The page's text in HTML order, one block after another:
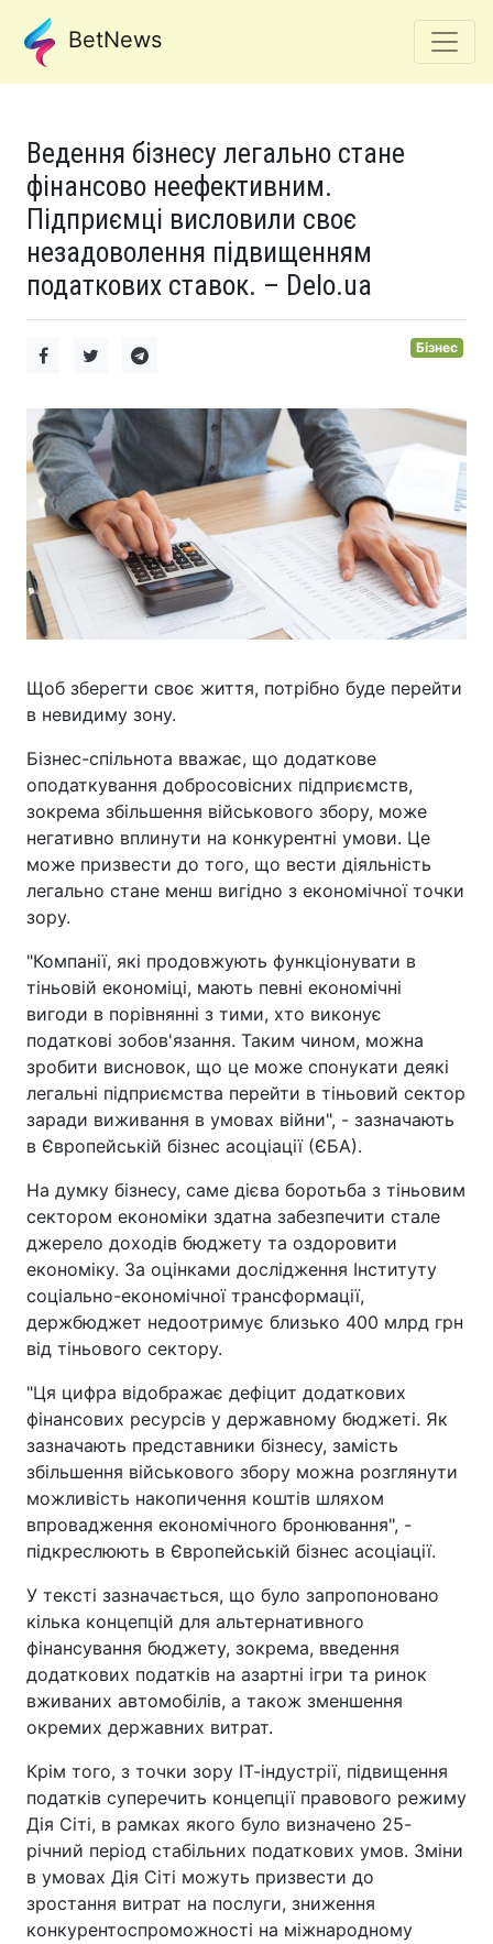
BetNews
Ведення бізнесу легально стане
фінансово неефективним.
Підприємці висловили своє
незадоволення підвищенням
податкових ставок. – Delo.ua
Бізнес
Щоб зберегти своє життя, потрібно буде перейти
в невидиму зону.
Бізнес-спільнота вважає, що додаткове
оподаткування добросовісних підприємств,
зокрема збільшення військового збору, може
негативно вплинути на конкурентні умови. Це
може призвести до того, що вести діяльність
легально стане менш вигідно з економічної точки
зору.
"Компанії, які продовжують функціонувати в
тіньовій економіці, мають певні економічні
вигоди в порівнянні з тими, хто виконує
податкові зобов'язання. Таким чином, можна
зробити висновок, що це може спонукати деякі
легальні підприємства перейти в тіньовий сектор
заради виживання в умовах війни", - зазначають
в Європейській бізнес асоціації (ЄБА).
На думку бізнесу, саме дієва боротьба з тіньовим
сектором економіки здатна забезпечити стале
джерело доходів бюджету та оздоровити
економіку. За оцінками дослідження Інституту
соціально-економічної трансформації,
держбюджет недоотримує близько 400 млрд грн
від тіньового сектору.
"Ця цифра відображає дефіцит додаткових
фінансових ресурсів у державному бюджеті. Як
зазначають представники бізнесу, замість
збільшення військового збору можна розглянути
можливість накопичення коштів шляхом
впровадження економічного бронювання", -
підкреслюють в Європейській бізнес асоціації.
У тексті зазначається, що було запропоновано
кілька концепцій для альтернативного
фінансування бюджету, зокрема, введення
додаткових податків на азартні ігри та ринок
вживаних автомобілів, а також зменшення
окремих державних витрат.
Крім того, з точки зору ІТ-індустрії, підвищення
податків суперечить концепції правового режиму
Дія Сіті, в рамках якого було визначено 25-
річний період стабільних податкових умов. Зміни
в умовах Дія Сіті можуть призвести до
зростання витрат на послуги, зниження
конкурентоспроможності на міжнародному